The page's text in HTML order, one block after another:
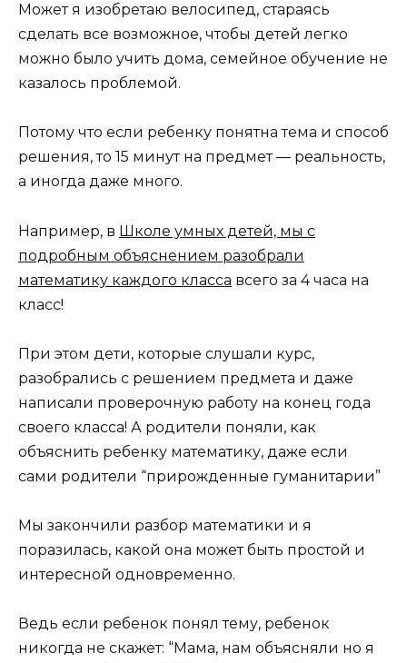
Может я изобретаю велосипед, стараясь
сделать все возможное, чтобы детей легко
можно было учить дома, семейное обучение не
казалось проблемой.
Потому что если ребенку понятна тема и способ
решения, то 15 минут на предмет — реальность,
а иногда даже много.
Например, в Школе умных детей, мы с
подробным объяснением разобрали
математику каждого класса всего за 4 часа на
класс!
При этом дети, которые слушали курс,
разобрались с решением предмета и даже
написали проверочную работу на конец года
своего класса! А родители поняли, как
объяснить ребенку математику, даже если
сами родители “прирожденные гуманитарии”
Мы закончили разбор математики и я
поразилась, какой она может быть простой и
интересной одновременно.
Ведь если ребенок понял тему, ребенок
никогда не скажет: “Мама, нам объясняли но я